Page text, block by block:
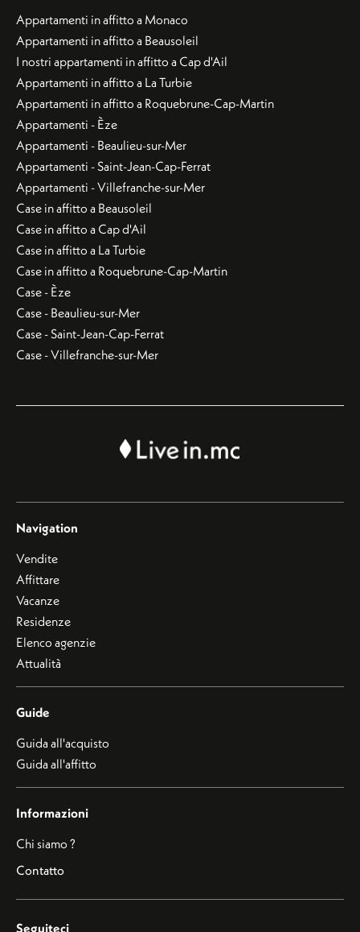
Appartamenti in affitto a Monaco
Appartamenti in affitto a Beausoleil
I nostri appartamenti in affitto a Cap d'Ail
Appartamenti in affitto a La Turbie
Appartamenti in affitto a Roquebrune-Cap-Martin
Appartamenti - Èze
Appartamenti - Beaulieu-sur-Mer
Appartamenti - Saint-Jean-Cap-Ferrat
Appartamenti - Villefranche-sur-Mer
Case in affitto a Beausoleil
Case in affitto a Cap d'Ail
Case in affitto a La Turbie
Case in affitto a Roquebrune-Cap-Martin
Case - Èze
Case - Beaulieu-sur-Mer
Case - Saint-Jean-Cap-Ferrat
Case - Villefranche-sur-Mer
Navigation
Vendite
Affittare
Vacanze
Residenze
Elenco agenzie
Attualità
Guide
Guida all'acquisto
Guida all'affitto
Informazioni
Chi siamo ?
Contatto
Seguiteci